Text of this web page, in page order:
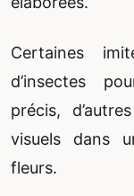
Certaines
d’insectes
précis,
visuels dans
fleurs.